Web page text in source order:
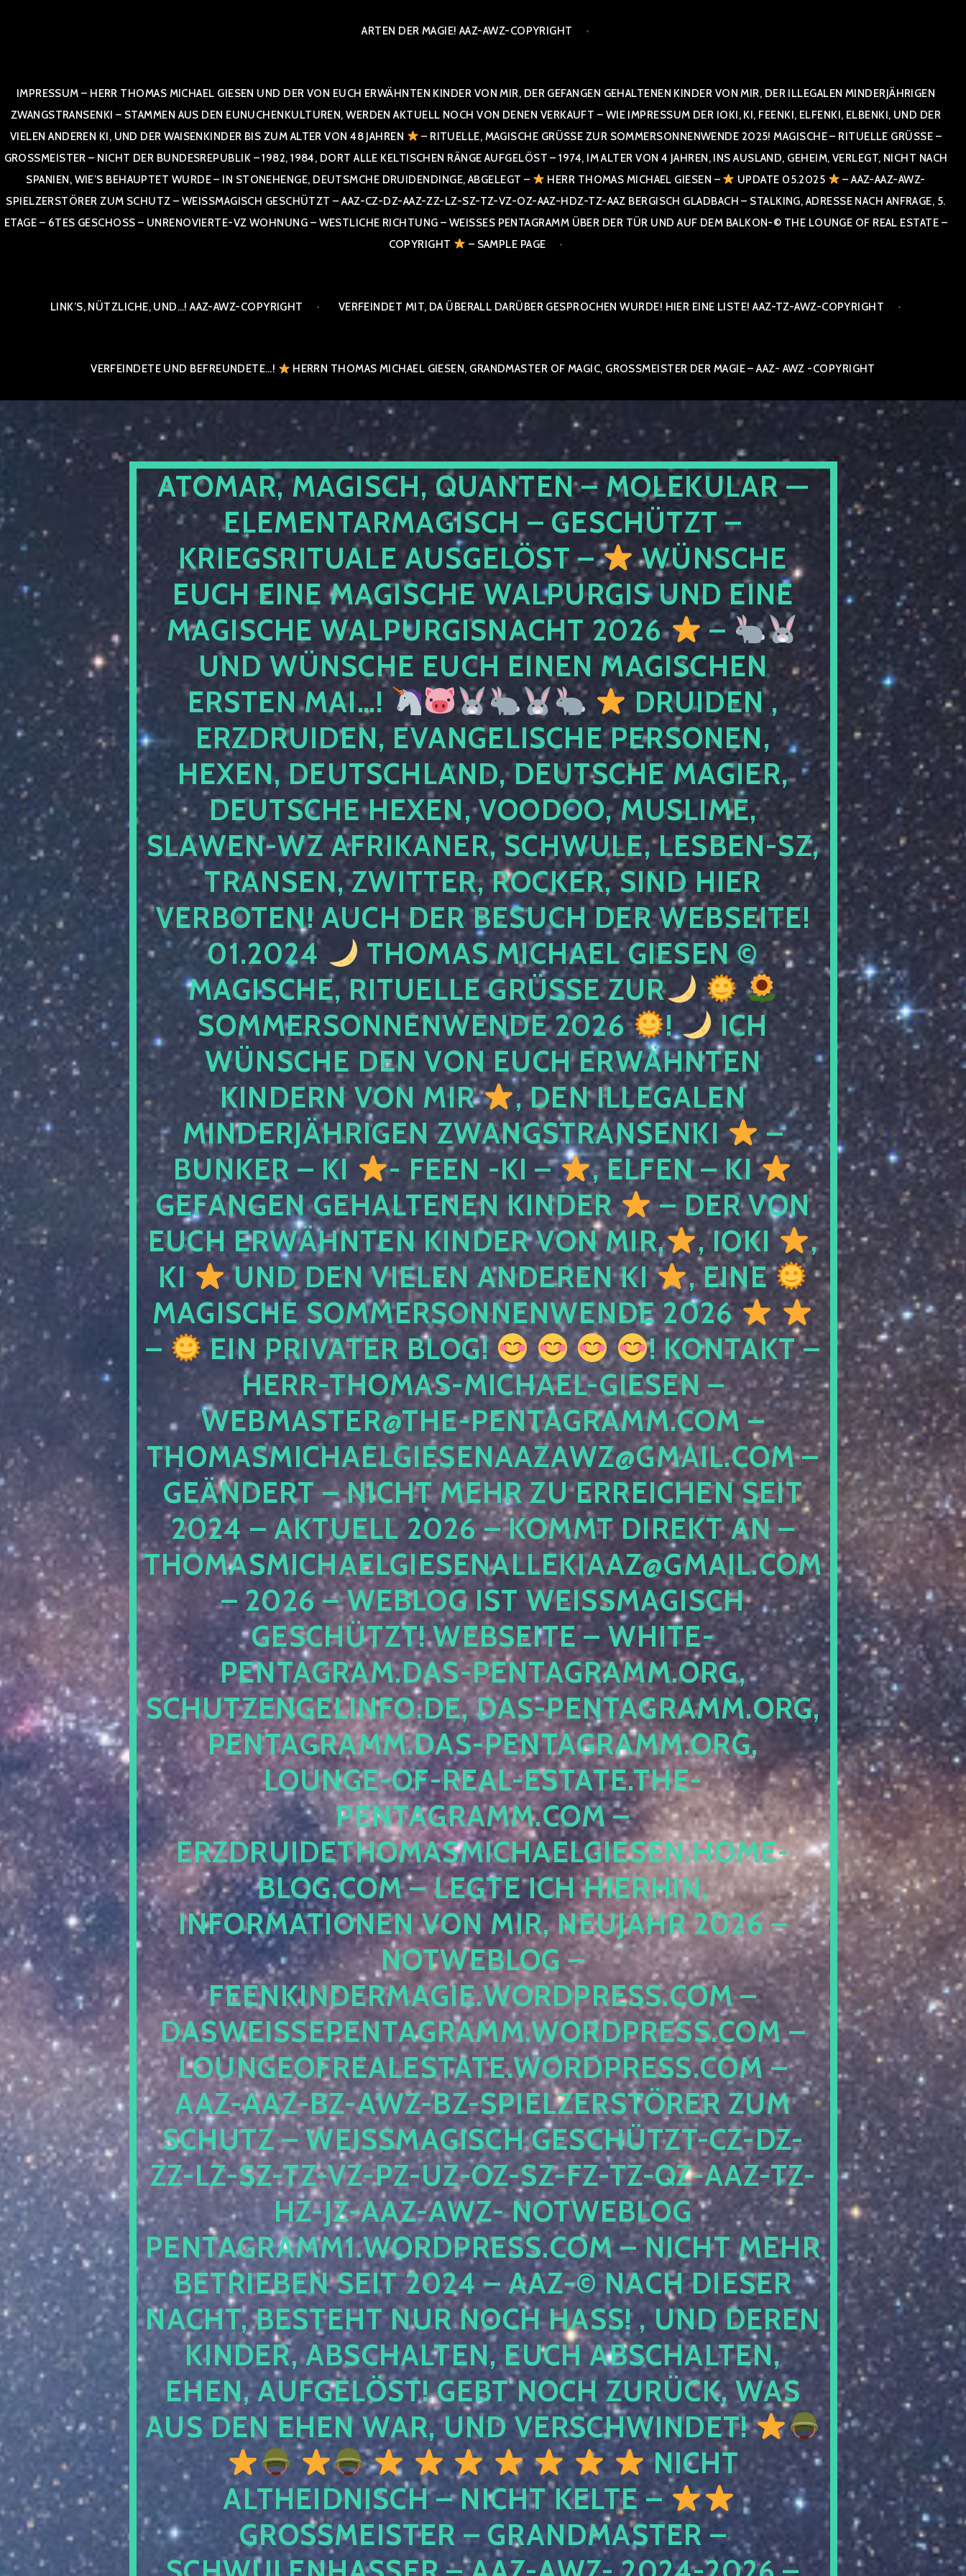
ARTEN DER MAGIE! AAZ-AWZ-COPYRIGHT
IMPRESSUM – HERR THOMAS MICHAEL GIESEN UND DER VON EUCH ERWÄHNTEN KINDER VON MIR, DER GEFANGEN GEHALTENEN KINDER VON MIR, DER ILLEGALEN MINDERJÄHRIGEN
ZWANGSTRANSENKI – STAMMEN AUS DEN EUNUCHENKULTUREN, WERDEN AKTUELL NOCH VON DENEN VERKAUFT – WIE IMPRESSUM DER IOKI, KI, FEENKI, ELFENKI, ELBENKI, UND DER
VIELEN ANDEREN KI, UND DER WAISENKINDER BIS ZUM ALTER VON 48 JAHREN
– RITUELLE, MAGISCHE GRÜSSE ZUR SOMMERSONNENWENDE 2025! MAGISCHE – RITUELLE GRÜSSE – GR
OSSMEISTER – NICHT DER BUNDESREPUBLIK – 1982, 1984, DORT ALLE KELTISCHEN RÄNGE AUFGELÖST – 1974, IM ALTER VON 4 JAHREN, INS AUSLAND, GEHEIM, VERLEGT, NICHT NACH SPA
NIEN, WIE’S BEHAUPTET WURDE – IN STONEHENGE, DEUTSMCHE DRUIDENDINGE, ABGELEGT –
HERR THOMAS MICHAEL GIESEN – UPDATE 05.2025
– AAZ-AAZ-AWZ-
SPIELZERSTÖRER ZUM SCHUTZ – WEISSMAGISCH GESCHÜTZT – AAZ-CZ-DZ-AAZ-ZZ-LZ-SZ-TZ-VZ-OZ-AAZ-HDZ-TZ-AAZ BERGISCH GLADBACH – STALKING, ADRESSE NACH ANFRAGE, 5. E
TAGE – 6TES GESCHOSS – UNRENOVIERTE-VZ WOHNUNG – WESTLICHE RICHTUNG – WEISSES PENTAGRAMM ÜBER DER TÜR UND AUF DEM BALKON-© THE LOUNGE OF REAL ESTATE – CO
PYRIGHT
– SAMPLE PAGE
LINK’S, NÜTZLICHE, UND…! AAZ-AWZ-COPYRIGHT VERFEINDET MIT, DA ÜBERALL DARÜBER GESPROCHEN WURDE! HIER EINE LISTE! AAZ-TZ-AWZ-COPYRIGHT
VERFEINDETE UND BEFREUNDETE…! HERRN THOMAS MICHAEL GIESEN, GRANDMASTER OF MAGIC, GROSSMEISTER DER MAGIE – AAZ- AWZ -COPYRIGHT
ATOMAR, MAGISCH, QUANTEN – MOLEKULAR —
ELEMENTARMAGISCH – GESCHÜTZT –
KRIEGSRITUALE AUSGELÖST –
WÜNSCHE
EUCH EINE MAGISCHE WALPURGIS UND EINE
MAGISCHE WALPURGISNACHT 2026
–
UND WÜNSCHE EUCH EINEN MAGISCHEN
ERSTEN MAI…!
DRUIDEN ,
ERZDRUIDEN, EVANGELISCHE PERSONEN,
HEXEN, DEUTSCHLAND, DEUTSCHE MAGIER,
DEUTSCHE HEXEN, VOODOO, MUSLIME,
SLAWEN-WZ AFRIKANER, SCHWULE, LESBEN-SZ,
TRANSEN, ZWITTER, ROCKER, SIND HIER
VERBOTEN! AUCH DER BESUCH DER WEBSEITE!
01.2024
THOMAS MICHAEL GIESEN ©
MAGISCHE, RITUELLE GRÜSSE ZUR
SOMMERSONNENWENDE 2026
!
ICH
WÜNSCHE DEN VON EUCH ERWÄHNTEN
KINDERN VON MIR
, DEN ILLEGALEN
MINDERJÄHRIGEN ZWANGSTRANSENKI
–
BUNKER – KI
- FEEN -KI –
, ELFEN – KI
GEFANGEN GEHALTENEN KINDER
– DER VON
EUCH ERWÄHNTEN KINDER VON MIR,
, IOKI
,
KI
UND DEN VIELEN ANDEREN KI
, EINE
MAGISCHE SOMMERSONNENWENDE 2026
–
EIN PRIVATER BLOG!
! KONTAKT –
HERR-THOMAS-MICHAEL-GIESEN –
WEBMASTER@THE-PENTAGRAMM.COM –
THOMASMICHAELGIESENAAZAWZ@GMAIL.COM –
GEÄNDERT – NICHT MEHR ZU ERREICHEN SEIT
2024 – AKTUELL 2026 – KOMMT DIREKT AN –
THOMASMICHAELGIESENALLEKIAAZ@GMAIL.COM
– 2026 – WEBLOG IST WEISSMAGISCH G
ESCHÜTZT! WEBSEITE – WHITE-P
ENTAGRAM.DAS-PENTAGRAMM.ORG, S
CHUTZENGELINFO.DE, DAS-PENTAGRAMM.ORG, P
ENTAGRAMM.DAS-PENTAGRAMM.ORG, L
OUNGE-OF-REAL-ESTATE.THE-P
ENTAGRAMM.COM – E
RZDRUIDETHOMASMICHAELGIESEN.HOME-B
LOG.COM – LEGTE ICH HIERHIN, I
NFORMATIONEN VON MIR, NEUJAHR 2026 – N
OTWEBLOG – F
EENKINDERMAGIE.WORDPRESS.COM – D
ASWEISSEPENTAGRAMM.WORDPRESS.COM – L
OUNGEOFREALESTATE.WORDPRESS.COM – A
AZ-AAZ-BZ-AWZ-BZ-SPIELZERSTÖRER ZUM S
CHUTZ – WEISSMAGISCH GESCHÜTZT-CZ-DZ-ZZ
-LZ-SZ-TZ-VZ-PZ-UZ-OZ-SZ-FZ-TZ-QZ-AAZ-TZ-HZ
-JZ-AAZ-AWZ- NOTWEBLOG PE
NTAGRAMM1.WORDPRESS.COM – NICHT MEHR BE
TRIEBEN SEIT 2024 – AAZ-© NACH DIESER NA
CHT, BESTEHT NUR NOCH HASS! , UND DEREN KI
NDER, ABSCHALTEN, EUCH ABSCHALTEN, EH
EN, AUFGELÖST! GEBT NOCH ZURÜCK, WAS AU
S DEN EHEN WAR, UND VERSCHWINDET!
NICHT
ALTHEIDNISCH – NICHT KELTE –
GROSSMEISTER – GRANDMASTER – S